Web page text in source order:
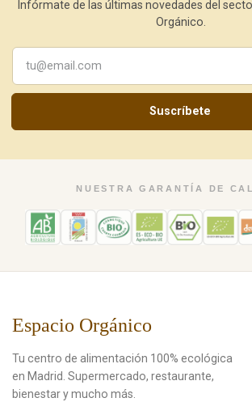
Infórmate de las últimas novedades del
Orgánico.
Suscríbete
NUESTRA GARANTÍA DE
Espacio Orgánico
Tu centro de alimentación 100% ecológica
en Madrid. Supermercado, restaurante,
bienestar y mucho más.